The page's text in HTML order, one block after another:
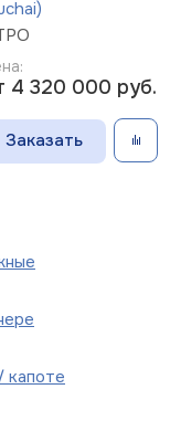
4 320 000 руб.
Заказать
капоте